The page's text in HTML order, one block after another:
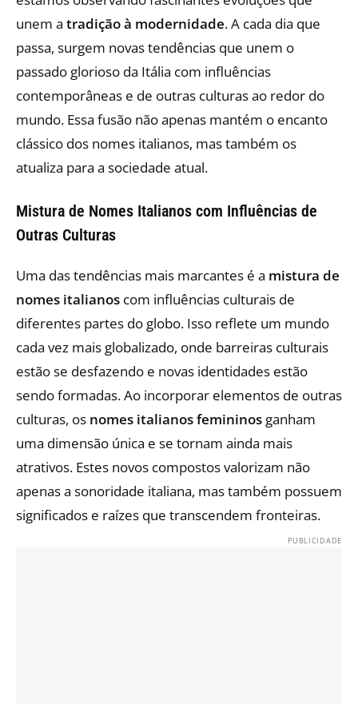
unem a tradição à modernidade. A cada dia que
passa, surgem novas tendências que unem o
passado glorioso da Itália com influências
contemporâneas e de outras culturas ao redor do
mundo. Essa fusão não apenas mantém o encanto
clássico dos nomes italianos, mas também os
atualiza para a sociedade atual.
Mistura de Nomes Italianos com Influências de
Outras Culturas
Uma das tendências mais marcantes é a mistura de
nomes italianos com influências culturais de
diferentes partes do globo. Isso reflete um mundo
cada vez mais globalizado, onde barreiras culturais
estão se desfazendo e novas identidades estão
sendo formadas. Ao incorporar elementos de outras
culturas, os nomes italianos femininos ganham
uma dimensão única e se tornam ainda mais
atrativos. Estes novos compostos valorizam não
apenas a sonoridade italiana, mas também possuem
significados e raízes que transcendem fronteiras.